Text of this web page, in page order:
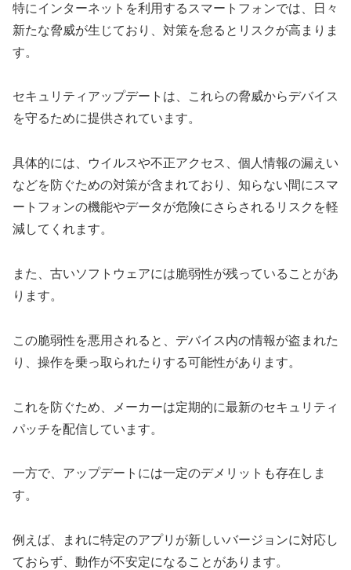
特にインターネットを利用するスマートフォンでは、日々
新たな脅威が生じており、対策を怠るとリスクが高まりま
す。
セキュリティアップデートは、これらの脅威からデバイス
を守るために提供されています。
具体的には、ウイルスや不正アクセス、個人情報の漏えい
などを防ぐための対策が含まれており、知らない間にスマ
ートフォンの機能やデータが危険にさらされるリスクを軽
減してくれます。
また、古いソフトウェアには脆弱性が残っていることがあ
ります。
この脆弱性を悪用されると、デバイス内の情報が盗まれた
り、操作を乗っ取られたりする可能性があります。
これを防ぐため、メーカーは定期的に最新のセキュリティ
パッチを配信しています。
一方で、アップデートには一定のデメリットも存在しま
す。
例えば、まれに特定のアプリが新しいバージョンに対応し
ておらず、動作が不安定になることがあります。